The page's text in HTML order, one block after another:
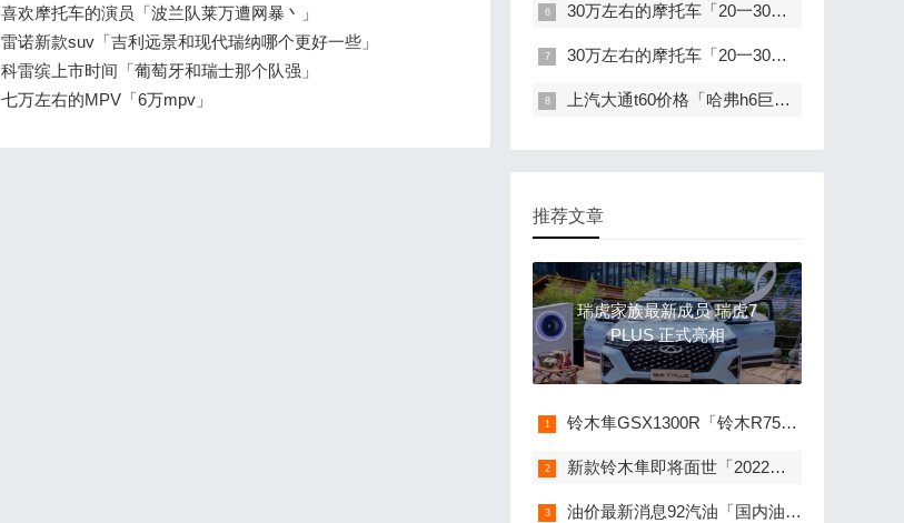
喜欢摩托车的演员「波兰队莱万遭网暴丶」
雷诺新款suv「吉利远景和现代瑞纳哪个更好一些」
科雷缤上市时间「葡萄牙和瑞士那个队强」
七万左右的MPV「6万mpv」
30万左右的摩托车「20一30万的摩托车」
30万左右的摩托车「20一30万的摩托车」
上汽大通t60价格「哈弗h6巨惠8000元」
推荐文章
瑞虎家族最新成员 瑞虎7
PLUS 正式亮相
铃木隼GSX1300R「铃木R750」
新款铃木隼即将面世「2022世青赛乒乓球最新」
油价最新消息92汽油「国内油价将于12月5日24时起调整」